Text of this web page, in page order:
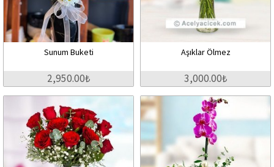
Sunum Buketi
2,950.00₺
Aşıklar Ölmez
3,000.00₺